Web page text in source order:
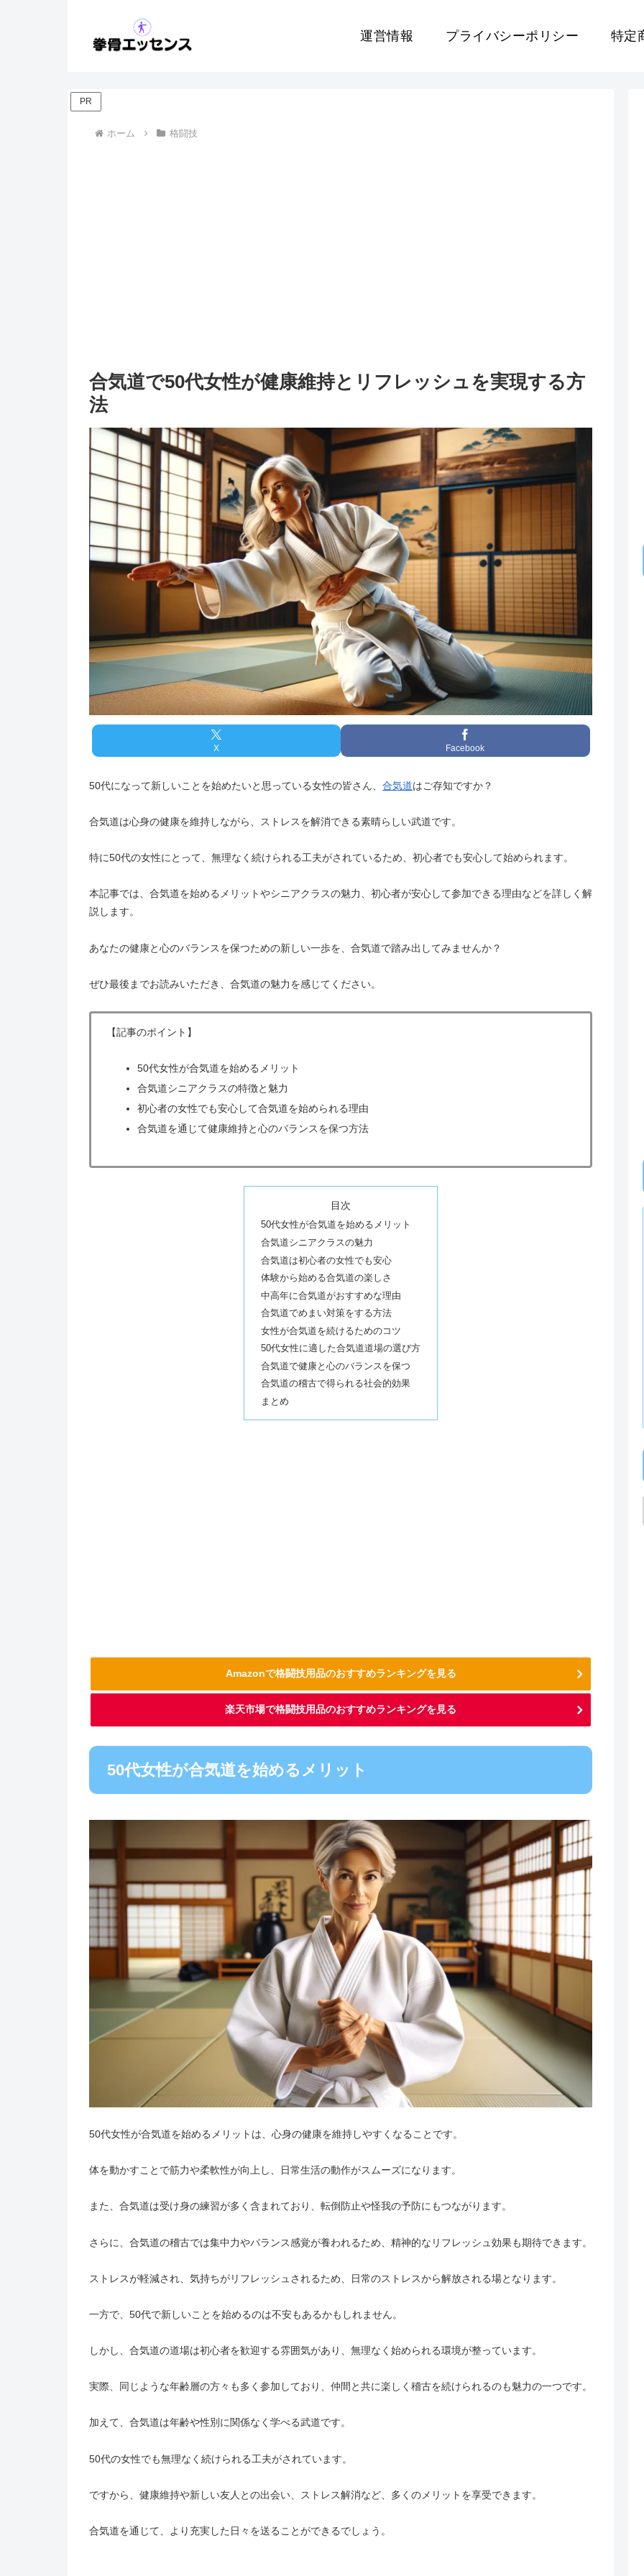
運営情報 プライバシーポリシー 特定
PR
ホーム 格闘技
合気道で50代女性が健康維持とリフレッシュを実現する方
法
X Facebook
50代になって新しいことを始めたいと思っている女性の皆さん、 合気道はご存知ですか？
合気道は心身の健康を維持しながら、ストレスを解消できる素晴らしい武道です。
特に50代の女性にとって、無理なく続けられる工夫がされているため、初心者でも安心して始められます。
本記事では、合気道を始めるメリットやシニアクラスの魅力、初心者が安心して参加できる理由などを詳しく解
説します。
あなたの健康と心のバランスを保つための新しい一歩を、合気道で踏み出してみませんか？
ぜひ最後までお読みいただき、合気道の魅力を感じてください。
【記事のポイント】
50代女性が合気道を始めるメリット
合気道シニアクラスの特徴と魅力
初心者の女性でも安心して合気道を始められる理由
合気道を通じて健康維持と心のバランスを保つ方法
目次
50代女性が合気道を始めるメリット
合気道シニアクラスの魅力
合気道は初心者の女性でも安心
体験から始める合気道の楽しさ
中高年に合気道がおすすめな理由
合気道でめまい対策をする方法
女性が合気道を続けるためのコツ
50代女性に適した合気道道場の選び方
合気道で健康と心のバランスを保つ
合気道の稽古で得られる社会的効果
まとめ
Amazonで格闘技用品のおすすめランキングを見る
楽天市場で格闘技用品のおすすめランキングを見る
50代女性が合気道を始めるメリット
50代女性が合気道を始めるメリットは、心身の健康を維持しやすくなることです。
体を動かすことで筋力や柔軟性が向上し、日常生活の動作がスムーズになります。
また、合気道は受け身の練習が多く含まれており、転倒防止や怪我の予防にもつながります。
さらに、合気道の稽古では集中力やバランス感覚が養われるため、精神的なリフレッシュ効果も期待できます。
ストレスが軽減され、気持ちがリフレッシュされるため、日常のストレスから解放される場となります。
一方で、50代で新しいことを始めるのは不安もあるかもしれません。
しかし、合気道の道場は初心者を歓迎する雰囲気があり、無理なく始められる環境が整っています。
実際、同じような年齢層の方々も多く参加しており、仲間と共に楽しく稽古を続けられるのも魅力の一つです。
加えて、合気道は年齢や性別に関係なく学べる武道です。
50代の女性でも無理なく続けられる工夫がされています。
ですから、健康維持や新しい友人との出会い、ストレス解消など、多くのメリットを享受できます。
合気道を通じて、より充実した日々を送ることができるでしょう。